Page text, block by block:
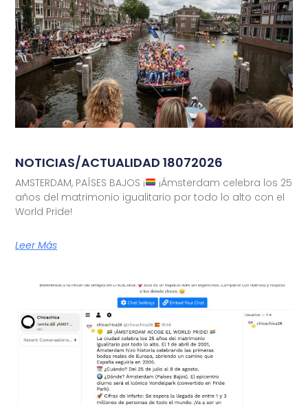
NOTICIAS/ACTUALIDAD 18072026
AMSTERDAM, PAÍSES BAJOS ¡
¡Ámsterdam celebra los 25
años del matrimonio igualitario por todo lo alto con el
World Pride!
Leer Más